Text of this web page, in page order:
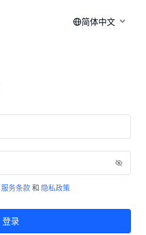
简体中文
服务条款 和 隐私政策
登录